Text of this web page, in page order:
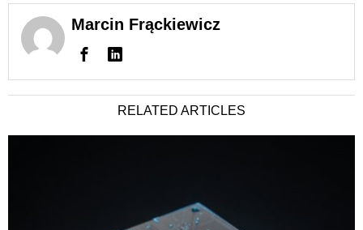
Marcin Frąckiewicz
RELATED ARTICLES